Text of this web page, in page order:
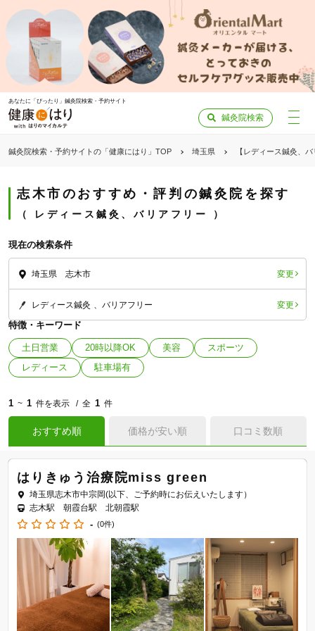
あなたに「ぴったり」鍼灸院検索・予約サイト
鍼灸院検索
鍼灸院検索・予約サイトの「健康にはり」TOP 埼玉県 【レディース鍼灸、
志木市のおすすめ・評判の鍼灸院を探す
レディース鍼灸、バリアフリー
現在の検索条件
埼玉県 志木市 変更
レディース鍼灸 バリアフリー 変更
特徴・キーワード
土日営業 20時以降OK 美容
スポーツ
レディース
駐車場有
1 ~ 1 件を表示 全 1 件
おすすめ順 価格が安い順 口コミ数順
はりきゅう治療院miss green
埼玉県志木市中宗岡(以下、ご予約時にお伝えいたします）
志木駅 朝霞台駅 北朝霞駅
- (0件)
「健康にはりを見た」